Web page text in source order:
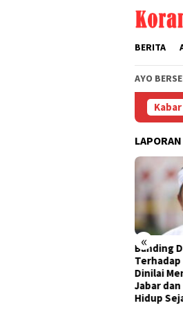
BERITA
AYO
«
Banding Dedi
Terhadap Putusan
Dinilai Menghambat
Jabar dan
Hidup Sejahtera